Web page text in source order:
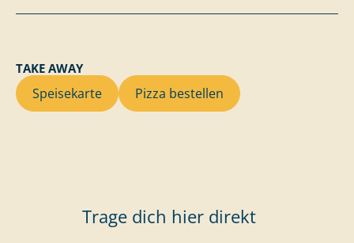
TAKE AWAY
Speisekarte Pizza bestellen
Trage dich hier direkt